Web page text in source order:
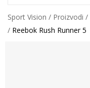
Sport Vision Proizvodi
Reebok Rush Runner 5